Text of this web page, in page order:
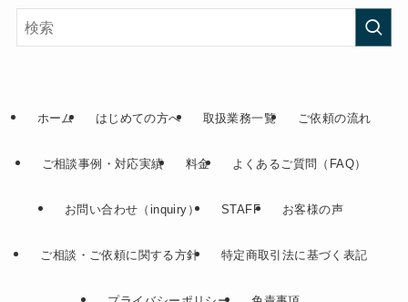
ホーム はじめての方へ 取扱業務一覧 ご依頼の流れ
ご相談事例・対応実績 料金 よくあるご質問（FAQ）
お問い合わせ（inquiry） STAFF お客様の声
ご相談・ご依頼に関する方針 特定商取引法に基づく表記